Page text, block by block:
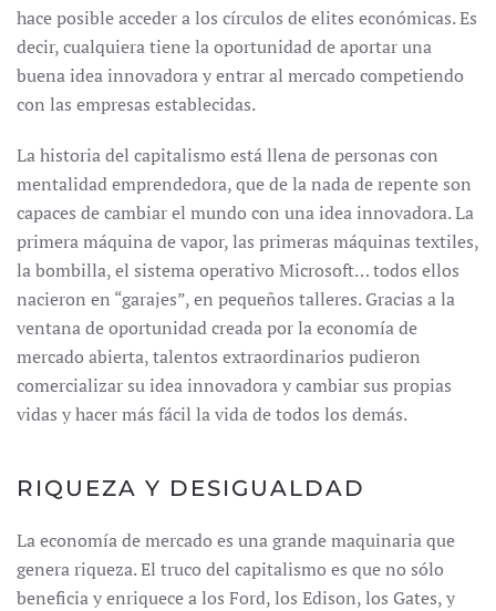
hace posible acceder a los círculos de elites económicas. Es
decir, cualquiera tiene la oportunidad de aportar una
buena idea innovadora y entrar al mercado competiendo
con las empresas establecidas.
La historia del capitalismo está llena de personas con
mentalidad emprendedora, que de la nada de repente son
capaces de cambiar el mundo con una idea innovadora. La
primera máquina de vapor, las primeras máquinas textiles,
la bombilla, el sistema operativo Microsoft… todos ellos
nacieron en “garajes”, en pequeños talleres. Gracias a la
ventana de oportunidad creada por la economía de
mercado abierta, talentos extraordinarios pudieron
comercializar su idea innovadora y cambiar sus propias
vidas y hacer más fácil la vida de todos los demás.
RIQUEZA Y DESIGUALDAD
La economía de mercado es una grande maquinaria que
genera riqueza. El truco del capitalismo es que no sólo
beneficia y enriquece a los Ford, los Edison, los Gates, y